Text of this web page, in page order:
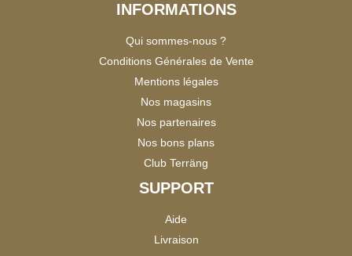
INFORMATIONS
Qui sommes-nous ?
Conditions Générales de Vente
Mentions légales
Nos magasins
Nos partenaires
Nos bons plans
Club Terräng
SUPPORT
Aide
Livraison